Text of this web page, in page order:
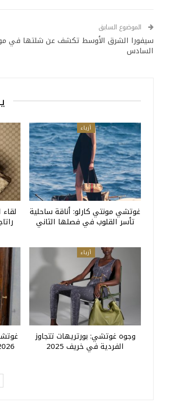
الموضوع السابق
سيفورا الشرق الأوسط تكشف عن شلتها في
السادس
أزياء
غوتشي مونتي كارلو: أناقة ساحلية
تأسر القلوب في فصلها الثاني
أزياء
وجوه غوتشي: بورتريهات تتجاوز
الفردية في خريف 2025